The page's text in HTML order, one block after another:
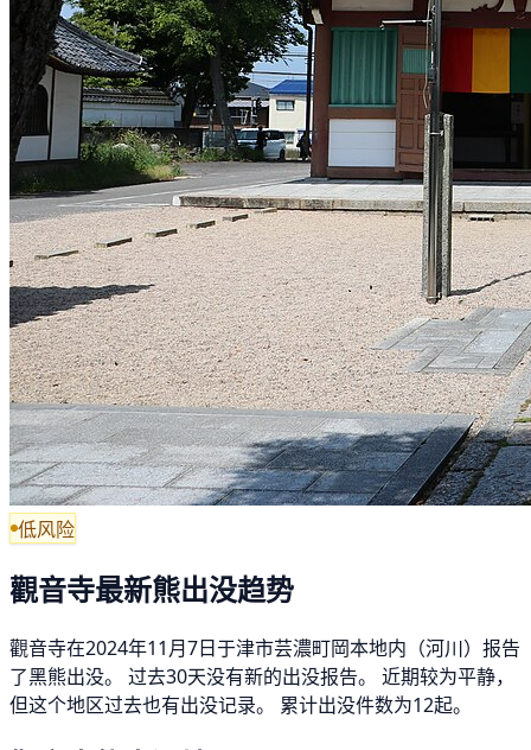
低风险
觀音寺最新熊出没趋势
觀音寺在2024年11月7日于津市芸濃町岡本地内（河川）报告
了黑熊出没。 过去30天没有新的出没报告。 近期较为平静，
但这个地区过去也有出没记录。 累计出没件数为12起。